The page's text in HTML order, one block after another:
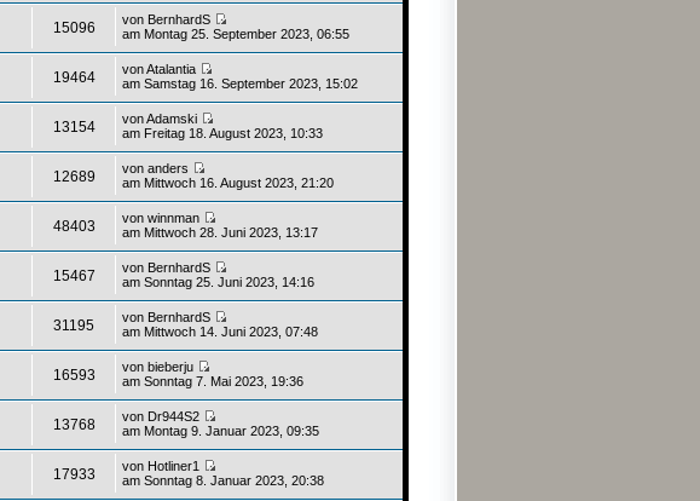
15096 von BernhardS
am Montag 25. September 2023, 06:55
19464 vonAtalantia
am Samstag 16. September 2023, 15:02
13154 vonAdamski
am Freitag 18. August 2023, 10:33
12689 vonanders
am Mittwoch 16. August 2023, 21:20
48403 vonwinnman
am Mittwoch 28. Juni 2023, 13:17
15467 von BernhardS
am Sonntag 25. Juni 2023, 14:16
31195 von BernhardS
am Mittwoch 14. Juni 2023, 07:48
16593 vonbieberju
am Sonntag 7. Mai 2023, 19:36
13768 von Dr944S2
am Montag 9. Januar 2023, 09:35
17933 von Hotliner1
am Sonntag 8. Januar 2023, 20:38